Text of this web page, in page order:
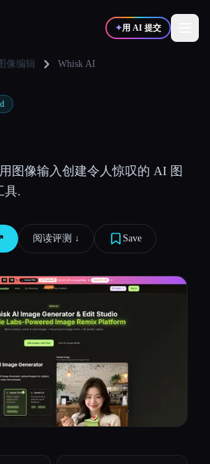
✦用 AI 提交
像编辑 Whisk AI
图像输入创建令人惊叹的 AI 图
具.
阅读评测 ↓︎ Save